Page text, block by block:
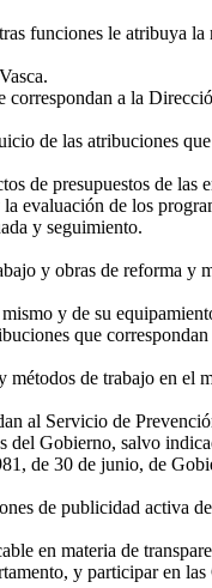
funciones le atribuya
a la
de las atribuciones
de presupuestos de las
evaluación de los
y seguimiento.
y obras de reforma y
y de su
que correspondan
de trabajo en el
al Servicio de
del Gobierno, salvo
de 30 de junio, de
de publicidad activa
en materia de
y participar en